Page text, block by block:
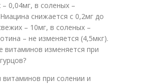
0,04мг, в соленых –
снижается с 0,2мг до
– 10мг, в соленых –
– не изменяется (4,5мкг).
витаминов изменяется при
при солении и